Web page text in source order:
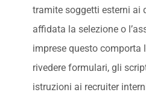
tramite soggetti esterni ai
affidata la selezione o
imprese questo comporta
rivedere formulari, gli
istruzioni ai recruiter